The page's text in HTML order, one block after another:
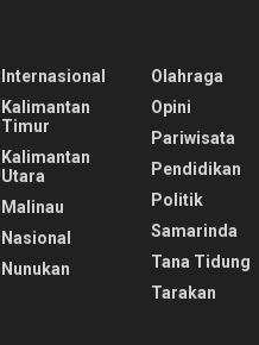
Internasional
Kalimantan
Timur
Kalimantan
Utara
Malinau
Nasional
Nunukan
Olahraga
Opini
Pariwisata
Pendidikan
Politik
Samarinda
Tana Tidung
Tarakan